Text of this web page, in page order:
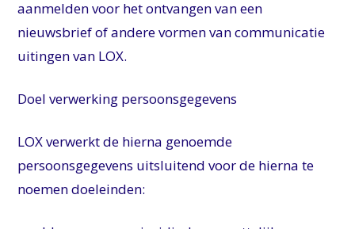
aanmelden voor het ontvangen van een
nieuwsbrief of andere vormen van communicatie
uitingen van LOX.
Doel verwerking persoonsgegevens
LOX verwerkt de hierna genoemde
persoonsgegevens uitsluitend voor de hierna te
noemen doeleinden: